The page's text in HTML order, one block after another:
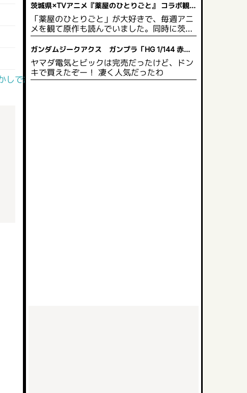
しで終わるｗｗｗｗｗ
茨城県×TVアニメ『薬屋のひとりごと』 コラボ観光
企画 開催決定！
「薬屋のひとりごと」が大好きで、毎週アニ
メを観て原作も読んでいました。同時に茨城
県にも興味があり、いつか行きたいと思って
います。茨城県は自然豊かで綺麗な草花が多
いので、薬や草花に詳しい猫猫 がPRするの
にぴったりだと思います。スタンプを集めて
限定グッズももらえるので、作品のファンに
ガンダムジークアクス ガンプラ「HG 1/144 赤い
ガンダム」2025年5月発売
ヤマダ電気とビックは完売だったけど、ドン
キで買えたぞー！ 凄く人気だったわ